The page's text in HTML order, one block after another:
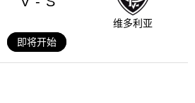
维多利亚
即将开始